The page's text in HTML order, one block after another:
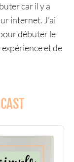
car il y a
internet. J’ai
débuter le
et de